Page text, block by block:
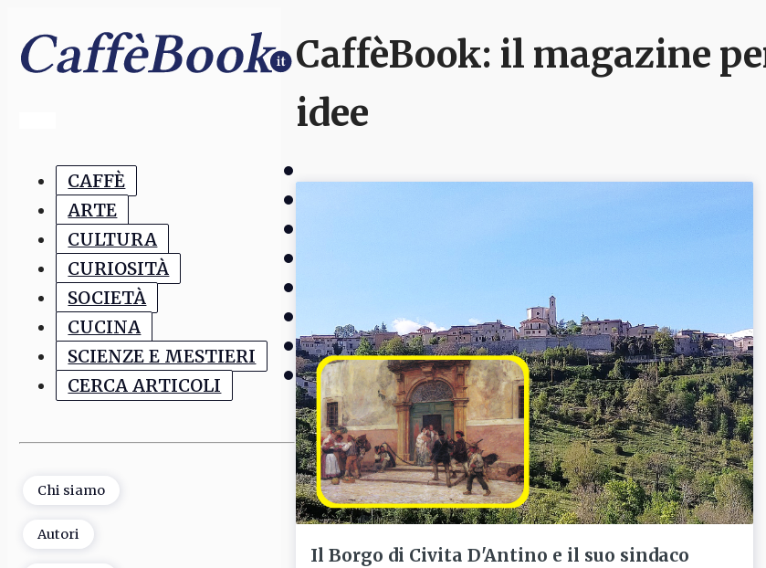
CAFFÈ
ARTE
CULTURA
CURIOSITÀ
SOCIETÀ
CUCINA
SCIENZE E MESTIERI
CERCA ARTICOLI
Chi siamo
Autori
CaffèBook: il magazine
idee
Il Borgo di Civita D'Antino e il suo sindaco